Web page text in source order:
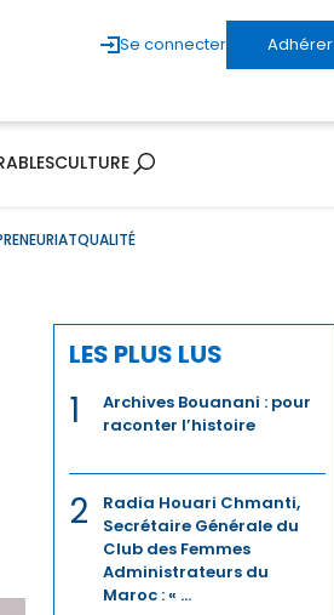
Se connecter Adhérer
CULTURE
QUALITÉ
LES PLUS LUS
1
Archives Bouanani : pour
raconter l’histoire
2
Radia Houari Chmanti,
Secrétaire Générale du
Club des Femmes
Administrateurs du
Maroc : « ...